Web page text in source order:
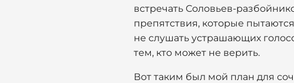
встречать Соловьев-
препятствия, которые
не слушать устрашающих
тем, кто может не верить.
Вот таким был мой план для